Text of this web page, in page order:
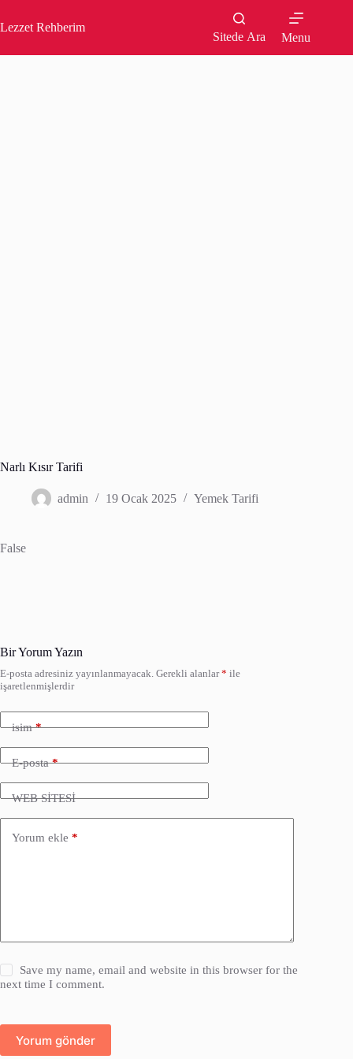
to
content
Lezzet Rehberim
Sitede Ara Menu
Narlı Kısır Tarifi
admin 19 Ocak 2025 Yemek Tarifi
False
Bir Yorum Yazın
E-posta adresiniz yayınlanmayacak. Gerekli alanlar* ile
işaretlenmişlerdir
isim*
E-posta*
WEB SİTESİ
Yorum ekle *
Save my name, email and website in this browser for the
next time I comment.
Yorum gönder